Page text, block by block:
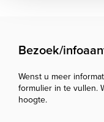
Bezoek/
Wenst u meer
formulier in te vullen.
hoogte.